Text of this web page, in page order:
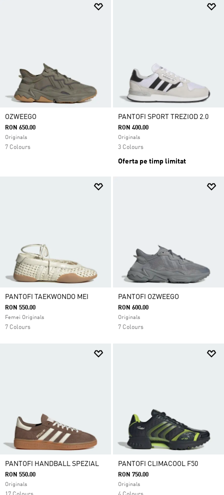
OZWEEGO
RON 650.00
Originals
7 Colours
PANTOFI SPORT TREZIOD 2.0
RON 400.00
Originals
3 Colours
Oferta pe timp limitat
PANTOFI TAEKWONDO MEI
RON 550.00
Femei Originals
7 Colours
PANTOFI OZWEEGO
RON 600.00
Originals
7 Colours
PANTOFI HANDBALL SPEZIAL
RON 550.00
Originals
PANTOFI CLIMACOOL F50
RON 750.00
Originals